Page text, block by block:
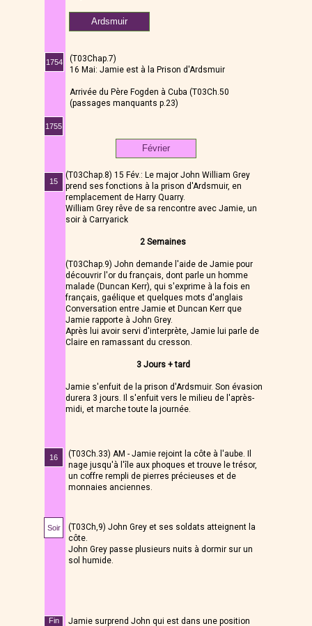
Ardsmuir
1754
(T03Chap.7)
16 Mai: Jamie est à la Prison d'Ardsmuir
Arrivée du Père Fogden à Cuba (T03Ch.50
(passages manquants p.23)
1755
15
(T03Chap.8) 15 Fév.: Le major John William Grey
prend ses fonctions à la prison d'Ardsmuir, en
remplacement de Harry Quarry.
William Grey rêve de sa rencontre avec Jamie, un
soir à Carryarick
2 Semaines
(T03Chap.9) John demande l'aide de Jamie pour
découvrir l'or du français, dont parle un homme
malade (Duncan Kerr), qui s'exprime à la fois en
français, gaélique et quelques mots d'anglais
Conversation entre Jamie et Duncan Kerr que
Jamie rapporte à John Grey.
Après lui avoir servi d'interprète, Jamie lui parle de
Claire en ramassant du cresson.
3 Jours + tard
Jamie s'enfuit de la prison d'Ardsmuir. Son évasion
durera 3 jours. Il s'enfuit vers le milieu de l'après-
midi, et marche toute la journée.
16
(T03Ch.33) AM - Jamie rejoint la côte à l'aube. Il
nage jusqu'à l'île aux phoques et trouve le trésor,
un coffre rempli de pierres précieuses et de
monnaies anciennes.
Soir
(T03Ch,9) John Grey et ses soldats atteignent la
côte.
John Grey passe plusieurs nuits à dormir sur un
sol humide.
Jamie surprend John qui est dans une position
Fin
Février